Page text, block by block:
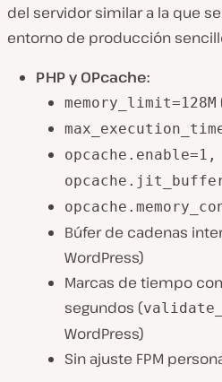
del servidor similar a la que
entorno de producción
PHP y OPcache:
memory_limit=128M
opcache.enable=1,
Búfer de cadenas
WordPress)
Marcas de tiempo
segundos (
WordPress)
Sin ajuste FPM